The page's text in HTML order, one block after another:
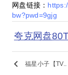
网盘链接：
bw?pwd=9gjg
夸克网盘
keyboard_arrow_left 福星小子【TV..